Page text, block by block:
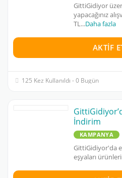
GittiGidiyor
yapacağınız
TL ...Daha fazla
AKTIF
125 Kez Kullanıldı - 0 Bugün
İndirim
KAMPANYA
GittiGidiyor'da
eşyaları